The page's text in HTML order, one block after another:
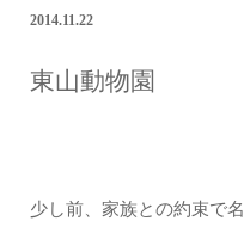
2014.11.22
東山動物園
少し前、家族との約束で